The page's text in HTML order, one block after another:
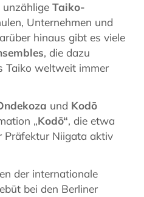
unzählige Taiko-
Unternehmen und
hinaus gibt es viele
, die dazu
Taiko weltweit immer
und Kodō
„Kodō“, die etwa
Präfektur Niigata aktiv
der internationale
bei den Berliner